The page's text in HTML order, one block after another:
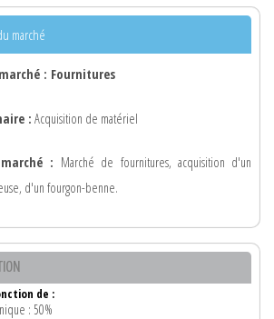
marché
: Fournitures
: Acquisition de matériel
: Marché de fournitures, acquisition d'un
d'un fourgon-benne.
de :
: 50%